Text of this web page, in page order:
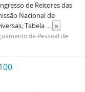
de Reitores das
Nacional de
Tabela ... »
de Pessoal de